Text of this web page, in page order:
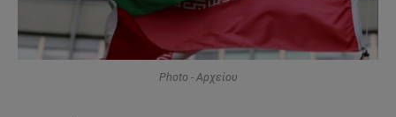
Photo - Αρχείου